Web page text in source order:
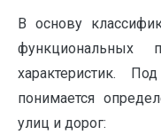
В основу
функциональных
характеристик.
понимается
улиц и дорог: